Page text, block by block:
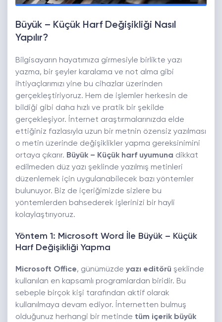
Büyük – Küçük Harf Değişikliği Nasıl
Yapılır?
Bilgisayarın hayatımıza girmesiyle birlikte yazı
yazma, bir şeyler karalama ve not alma gibi
ihtiyaçlarımızı yine bu cihazlar üzerinden
gerçekleştiriyoruz. Hem de işlemler herkesin de
bildiği gibi daha hızlı ve pratik bir şekilde
gerçekleşiyor. İnternet araştırmalarınızda elde
ettiğiniz fazlasıyla uzun bir metnin özensiz yazılması
o metin üzerinde değişiklikler yapma gereksinimini
ortaya çıkarır. Büyük – Küçük harf uyumuna dikkat
edilmeden düz yazı şeklinde yazılmış metinleri
düzenlemek için uygulanabilecek bazı yöntemler
bulunuyor. Biz de içeriğimizde sizlere bu
yöntemlerden bahsederek işlerinizi bir hayli
kolaylaştırıyoruz.
Yöntem 1: Microsoft Word İle Büyük – Küçük
Harf Değişikliği Yapma
Microsoft Office, günümüzde yazı editörü şeklinde
kullanılan en kapsamlı programlardan biridir. Bu
sebeple birçok kişi tarafından aktif olarak
kullanılmaya devam ediyor. İnternetten bulmuş
olduğunuz herhangi bir metinde tüm içerik büyük